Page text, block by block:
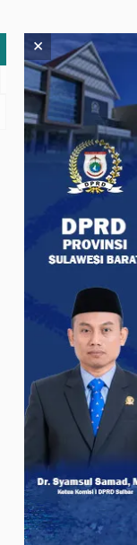
Lifestyle
#featured #Polda
×